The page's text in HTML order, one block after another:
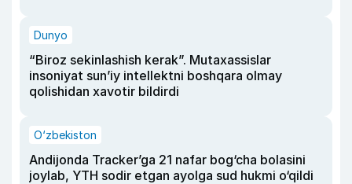
Dunyo
“Biroz sekinlashish kerak”. Mutaxassislar
insoniyat sun’iy intellektni boshqara olmay
qolishidan xavotir bildirdi
O‘zbekiston
Andijonda Tracker’ga 21 nafar bog‘cha bolasini
joylab, YTH sodir etgan ayolga sud hukmi o‘qildi